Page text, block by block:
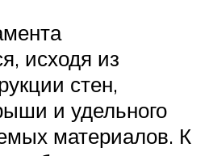
исходя из
стен,
и удельного
материалов. К